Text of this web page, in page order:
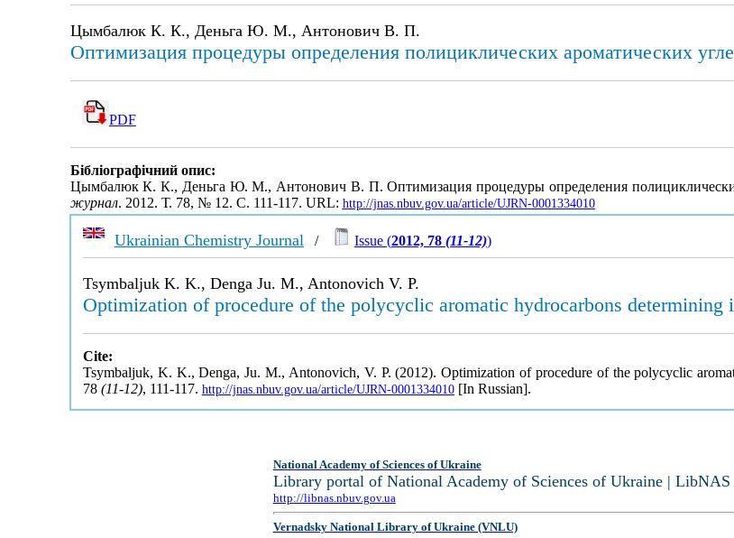
Цымбалюк К. К., Деньга Ю. М., Антонович В. П.
Оптимизация процедуры определения полициклических ароматических
PDF
Бібліографічний опис:
Цымбалюк К. К., Деньга Ю. М., Антонович В. П. Оптимизация процедуры определения полициклических
журнал. 2012. Т. 78, № 12. С. 111-117. URL: http://jnas.nbuv.gov.ua/article/UJRN-0001334010
Ukrainian Chemistry Journal / Issue (2012, 78 (11-12))
Tsymbaljuk K. K., Denga Ju. M., Antonovich V. P.
Optimization of procedure of the polycyclic aromatic hydrocarbons determining
Cite:
Tsymbaljuk, K. K., Denga, Ju. M., Antonovich, V. P. (2012). Optimization of procedure of the polycyclic
78 (11-12), 111-117. http://jnas.nbuv.gov.ua/article/UJRN-0001334010[In Russian].
National Academy of Sciences of Ukraine
Library portal of National Academy of Sciences of Ukraine | LibNAS
http://libnas.nbuv.gov.ua
Vernadsky National Library of Ukraine (VNLU)